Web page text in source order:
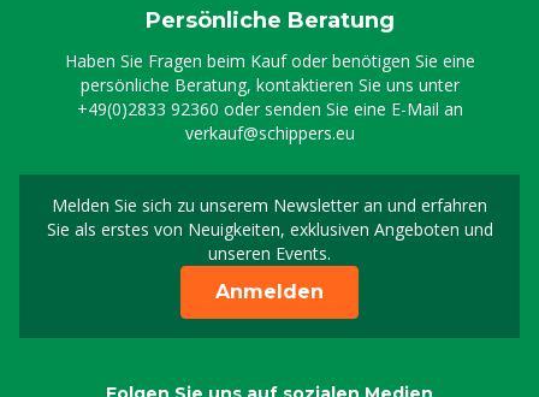
Persönliche Beratung
Haben Sie Fragen beim Kauf oder benötigen Sie eine
persönliche Beratung, kontaktieren Sie uns unter
+49(0)2833 92360 oder senden Sie eine E-Mail an
verkauf@schippers.eu
Melden Sie sich zu unserem Newsletter an und erfahren
Sie als erstes von Neuigkeiten, exklusiven Angeboten und
unseren Events.
Melden Sie sich für
Anmelden